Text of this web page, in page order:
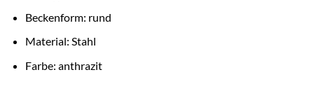
Beckenform: rund
Material: Stahl
Farbe: anthrazit